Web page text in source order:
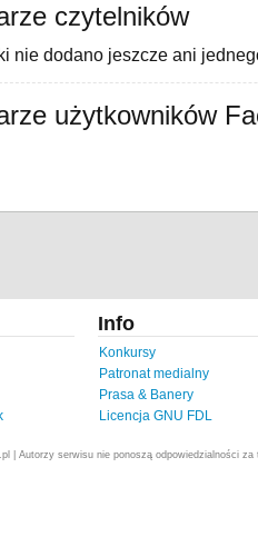
czytelników
nie dodano jeszcze ani
użytkowników
Info
Konkursy
Patronat medialny
Prasa & Banery
Licencja GNU FDL
| Autorzy serwisu nie ponoszą odpowiedzialności